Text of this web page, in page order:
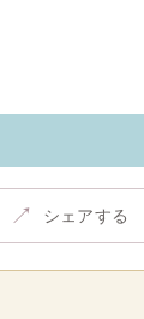
↗ シェアする